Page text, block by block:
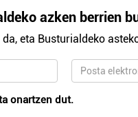
azken berrien
eta Busturialdeko
onartzen dut.